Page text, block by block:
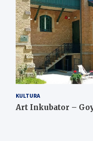
KULTURA
Art Inkubator –